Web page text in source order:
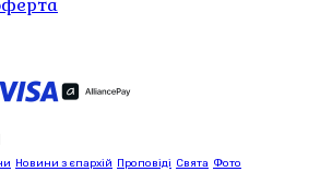
Новини з єпархій Проповіді Свята Фото